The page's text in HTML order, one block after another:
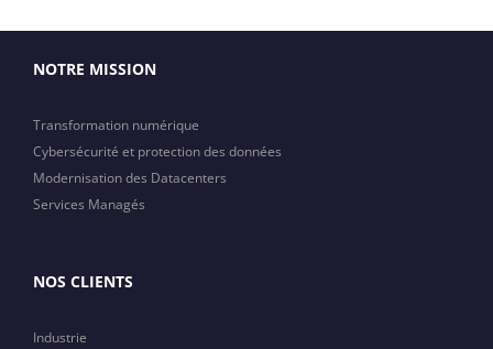
NOTRE MISSION
Transformation numérique
Cybersécurité et protection des données
Modernisation des Datacenters
Services Managés
NOS CLIENTS
Industrie